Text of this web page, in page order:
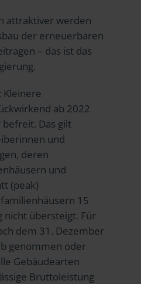
attraktiver werden
der erneuerbaren
– das ist das
Kleinere
ab 2022
Das gilt
und
deren
und
(peak)
15
nicht übersteigt. Für
dem 31. Dezember
genommen oder
Gebäudearten
Bruttoleistung